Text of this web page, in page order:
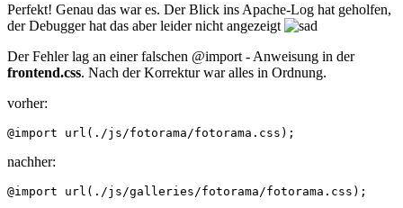
Perfekt! Genau das war es. Der Blick ins Apache-Log hat geholfen,
der Debugger hat das aber leider nicht angezeigt
Der Fehler lag an einer falschen @import - Anweisung in der
frontend.css. Nach der Korrektur war alles in Ordnung.
vorher:
@import url(./js/fotorama/fotorama.css);
nachher:
@import url(./js/galleries/fotorama/fotorama.css);